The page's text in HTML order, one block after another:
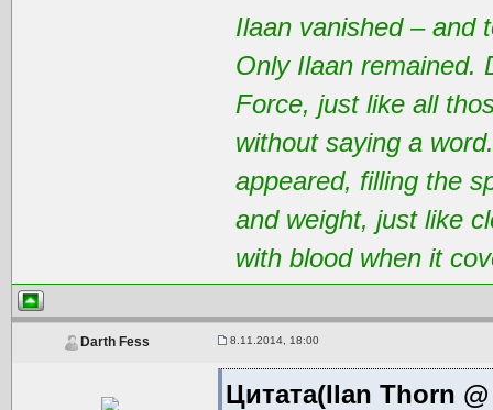
Ilaan vanished – and
Only Ilaan remained.
Force, just like all
without saying a
appeared, filling the
and weight, just like
with blood when it
Darth Fess 8.11.2014, 18:00
Цитата(Ilan Thorn